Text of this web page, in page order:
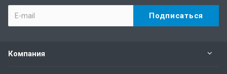
Компания